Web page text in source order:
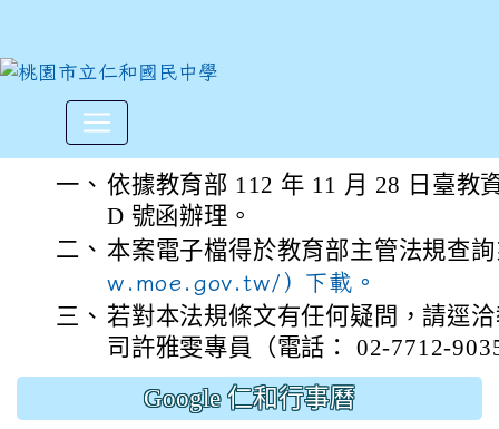
「教育部事業廢棄物再利用
一、 依據教育部 112 年 11 月 28 日臺教
D 號函辦理。
二、 本案電子檔得於教育部主管法規查
w.moe.gov.tw/）下載。
三、 若對本法規條文有任何疑問，請逕
司許雅雯專員（電話： 02-7712-
Google 仁和行事曆